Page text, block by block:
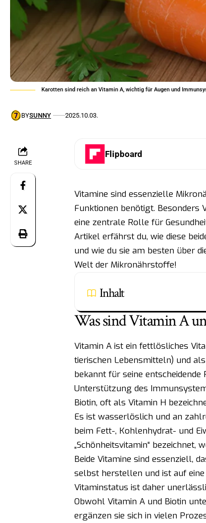
Karotten sind reich an Vitamin A, wichtig für Augen und
BYSUNNY 2025.10.03.
SHARE
Flipboard
Vitamine sind essenzielle
Funktionen benötigt. Besonders
eine zentrale Rolle für
Artikel erfährst du, wie diese
und wie du sie am besten über
Welt der Mikronährstoffe!
Inhalt
Was sind Vitamin A
Vitamin A ist ein fettlösliches
tierischen Lebensmitteln) und
bekannt für seine
Unterstützung des
Biotin, oft als Vitamin H
Es ist wasserlöslich und an
beim Fett-, Kohlenhydrat- und
„Schönheitsvitamin“ bezeichnet,
Beide Vitamine sind essenziell,
selbst herstellen und ist auf
Vitaminstatus ist daher
Obwohl Vitamin A und Biotin
ergänzen sie sich in vielen